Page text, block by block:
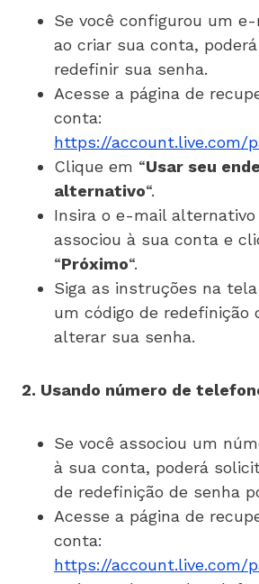
Se você configurou um
ao criar sua conta,
redefinir sua senha.
Acesse a página de
conta:
https://account.live.com/
Clique em “Usar seu
alternativo“.
Insira o e-mail alternativo
associou à sua conta e
“Próximo“.
Siga as instruções na
um código de redefinição
alterar sua senha.
2. Usando número de
Se você associou um
à sua conta, poderá
de redefinição de senha
Acesse a página de
conta:
https://account.live.com/